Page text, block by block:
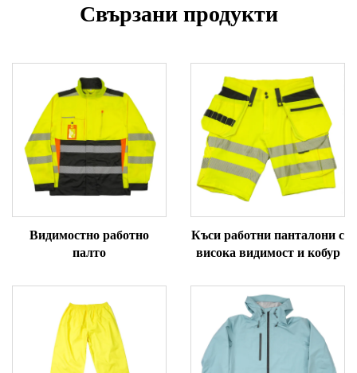
Свързани продукти
Видимостно работно
палто
Къси работни панталони с
висока видимост и кобур